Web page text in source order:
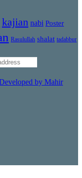
kajian nabi Poster
Rasulullah shalat tadabbur
by Mahir